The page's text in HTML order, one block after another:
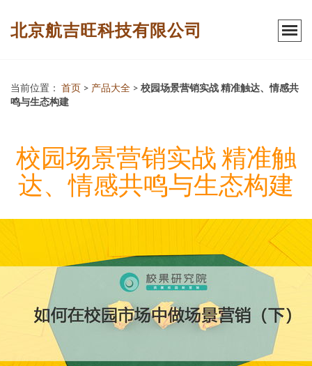
北京航吉旺科技有限公司
当前位置： 首页 > 产品大全 > 校园场景营销实战 精准触达、情感共
鸣与生态构建
校园场景营销实战 精准触
达、情感共鸣与生态构建